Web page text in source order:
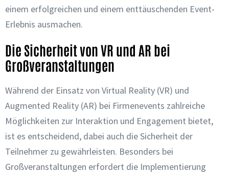
einem erfolgreichen und einem enttäuschenden Event-
Erlebnis ausmachen.
Die Sicherheit von VR und AR bei
Großveranstaltungen
Während der Einsatz von Virtual Reality (VR) und
Augmented Reality (AR) bei Firmenevents zahlreiche
Möglichkeiten zur Interaktion und Engagement bietet,
ist es entscheidend, dabei auch die Sicherheit der
Teilnehmer zu gewährleisten. Besonders bei
Großveranstaltungen erfordert die Implementierung